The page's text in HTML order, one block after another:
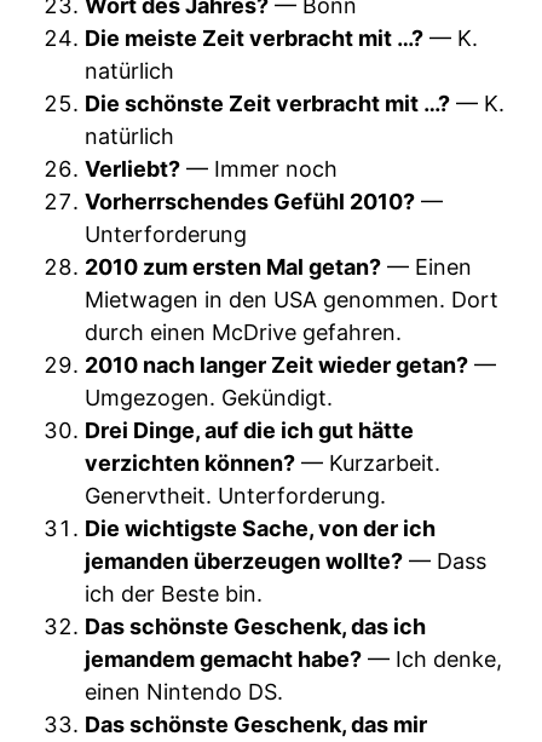
Die meiste Zeit verbracht mit …? — K.
natürlich
Die schönste Zeit verbracht mit …? — K.
natürlich
Verliebt? — Immer noch
Vorherrschendes Gefühl 2010? —
Unterforderung
2010 zum ersten Mal getan? — Einen
Mietwagen in den USA genommen. Dort
durch einen McDrive gefahren.
2010 nach langer Zeit wieder getan? —
Umgezogen. Gekündigt.
Drei Dinge, auf die ich gut hätte
verzichten können? — Kurzarbeit.
Genervtheit. Unterforderung.
Die wichtigste Sache, von der ich
jemanden überzeugen wollte? — Dass
ich der Beste bin.
Das schönste Geschenk, das ich
jemandem gemacht habe? — Ich denke,
einen Nintendo DS.
Das schönste Geschenk, das mir